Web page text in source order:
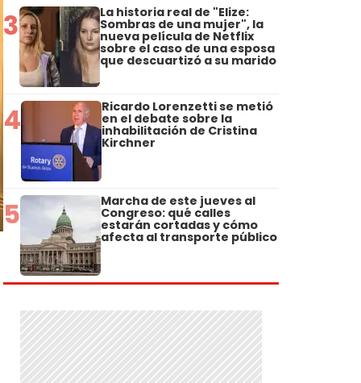
3 La historia real de "Elize:
Sombras de una mujer", la
nueva película de Netflix
sobre el caso de una esposa
que descuartizó a su marido
4 Ricardo Lorenzetti se metió
en el debate sobre la
inhabilitación de Cristina
Kirchner
5 Marcha de este jueves al
Congreso: qué calles
estarán cortadas y cómo
afecta al transporte público